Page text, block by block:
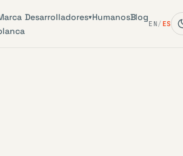
Desarrolladores▾HumanosBlog
EN / ES